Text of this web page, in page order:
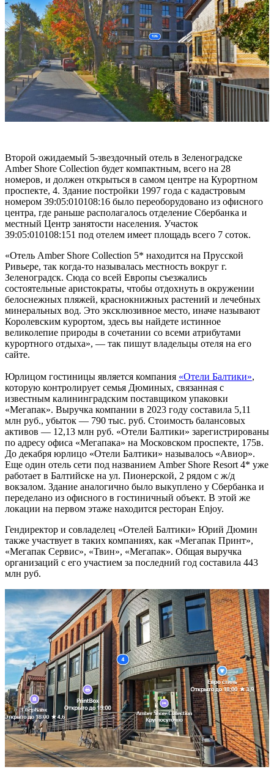
Второй ожидаемый 5-звездочный отель в Зеленоградске
Amber Shore Collection будет компактным, всего на 28
номеров, и должен открыться в самом центре на Курортном
проспекте, 4. Здание постройки 1997 года с кадастровым
номером 39:05:010108:16 было переоборудовано из офисного
центра, где раньше располагалось отделение Сбербанка и
местный Центр занятости населения. Участок
39:05:010108:151 под отелем имеет площадь всего 7 соток.
«Отель Amber Shore Collection 5* находится на Прусской
Ривьере, так когда-то называлась местность вокруг г.
Зеленоградск. Сюда со всей Европы съезжались
состоятельные аристократы, чтобы отдохнуть в окружении
белоснежных пляжей, краснокнижных растений и лечебных
минеральных вод. Это эксклюзивное место, иначе называют
Королевским курортом, здесь вы найдете истинное
великолепие природы в сочетании со всеми атрибутами
курортного отдыха», — так пишут владельцы отеля на его
сайте.
Юрлицом гостиницы является компания «Отели Балтики»,
которую контролирует семья Дюминых, связанная с
известным калининградским поставщиком упаковки
«Мегапак». Выручка компании в 2023 году составила 5,11
млн руб., убыток — 790 тыс. руб. Стоимость балансовых
активов — 12,13 млн руб. «Отели Балтики» зарегистрированы
по адресу офиса «Мегапака» на Московском проспекте, 175в.
До декабря юрлицо «Отели Балтики» называлось «Авиор».
Еще один отель сети под названием Amber Shore Resort 4* уже
работает в Балтийске на ул. Пионерской, 2 рядом с ж/д
вокзалом. Здание аналогично было выкуплено у Сбербанка и
переделано из офисного в гостиничный объект. В этой же
локации на первом этаже находится ресторан Enjoy.
Гендиректор и совладелец «Отелей Балтики» Юрий Дюмин
также участвует в таких компаниях, как «Мегапак Принт»,
«Мегапак Сервис», «Твин», «Мегапак». Общая выручка
организаций с его участием за последний год составила 443
млн руб.